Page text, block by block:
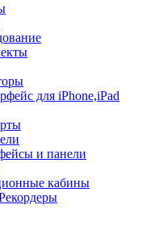
для iPhone,iPad
и панели
кабины